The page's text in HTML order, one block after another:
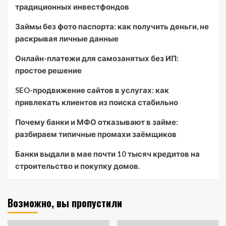
традиционных инвестфондов
Займы без фото паспорта: как получить деньги, не
раскрывая личные данные
Онлайн-платежи для самозанятых без ИП:
простое решение
SEO-продвижение сайтов в услугах: как
привлекать клиентов из поиска стабильно
Почему банки и МФО отказывают в займе:
разбираем типичные промахи заёмщиков
Банки выдали в мае почти 10 тысяч кредитов на
строительство и покупку домов.
Возможно, вы пропустили